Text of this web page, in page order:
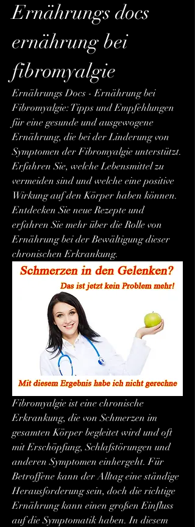
Ernährungs docs
ernährung bei
fibromyalgie
Ernährungs Docs - Ernährung bei
Fibromyalgie: Tipps und Empfehlungen
für eine gesunde und ausgewogene
Ernährung, die bei der Linderung von
Symptomen der Fibromyalgie unterstützt.
Erfahren Sie, welche Lebensmittel zu
vermeiden sind und welche eine positive
Wirkung auf den Körper haben können.
Entdecken Sie neue Rezepte und
erfahren Sie mehr über die Rolle von
Ernährung bei der Bewältigung dieser
chronischen Erkrankung.
Fibromyalgie ist eine chronische
Erkrankung, die von Schmerzen im
gesamten Körper begleitet wird und oft
mit Erschöpfung, Schlafstörungen und
anderen Symptomen einhergeht. Für
Betroffene kann der Alltag eine ständige
Herausforderung sein, doch die richtige
Ernährung kann einen großen Einfluss
auf die Symptomatik haben. In diesem